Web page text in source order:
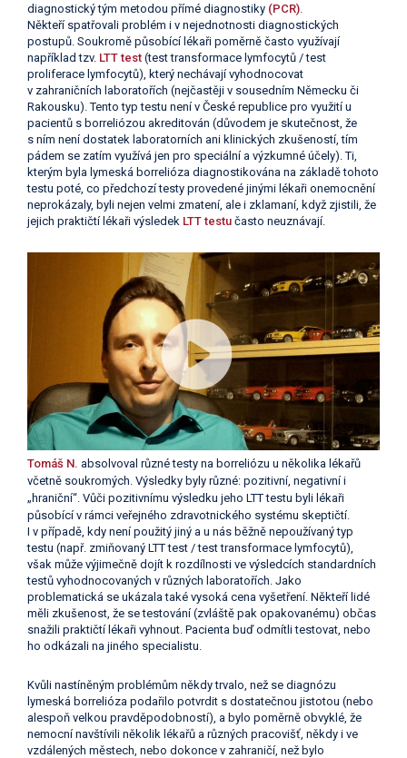
diagnostický tým metodou přímé diagnostiky (PCR)
Někteří spatřovali problém i v nejednotnosti diagnostických
postupů. Soukromě působící lékaři poměrně často využívají
například tzv. LTT test (test transformace lymfocytů / test
proliferace lymfocytů), který nechávají vyhodnocovat
v zahraničních laboratořích (nejčastěji v sousedním Německu či
Rakousku). Tento typ testu není v České republice pro využití u
pacientů s borreliózou akreditován (důvodem je skutečnost, že
s ním není dostatek laboratorních ani klinických zkušeností, tím
pádem se zatím využívá jen pro speciální a výzkumné účely). Ti,
kterým byla lymeská borrelióza diagnostikována na základě tohoto
testu poté, co předchozí testy provedené jinými lékaři onemocnění
neprokázaly, byli nejen velmi zmatení, ale i zklamaní, když zjistili, že
jejich praktičtí lékaři výsledek LTT testu často neuznávají.
Tomáš N. absolvoval různé testy na borreliózu u několika lékařů
včetně soukromých. Výsledky byly různé: pozitivní, negativní i
„hraniční“. Vůči pozitivnímu výsledku jeho LTT testu byli lékaři
působící v rámci veřejného zdravotnického systému skeptičtí.
I v případě, kdy není použitý jiný a u nás běžně nepoužívaný typ
testu (např. zmiňovaný LTT test / test transformace lymfocytů),
však může výjimečně dojít k rozdílnosti ve výsledcích standardních
testů vyhodnocovaných v různých laboratořích. Jako
problematická se ukázala také vysoká cena vyšetření. Někteří lidé
měli zkušenost, že se testování (zvláště pak opakovanému) občas
snažili praktičtí lékaři vyhnout. Pacienta buď odmítli testovat, nebo
ho odkázali na jiného specialistu.
Kvůli nastíněným problémům někdy trvalo, než se diagnózu
lymeská borrelióza podařilo potvrdit s dostatečnou jistotou (nebo
alespoň velkou pravděpodobností), a bylo poměrně obvyklé, že
nemocní navštívili několik lékařů a různých pracovišť, někdy i ve
vzdálených městech, nebo dokonce v zahraničí, než bylo